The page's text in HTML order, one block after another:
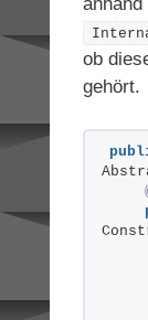
ob
gehört.